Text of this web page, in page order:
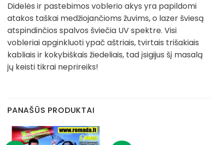
Didelės ir pastebimos voblerio akys yra papildomi
atakos taškai medžiojančioms žuvims, o lazer šviesą
atspindinčios spalvos šviečia UV spektre. Visi
vobleriai apginkluoti ypač aštriais, tvirtais trišakiais
kabliais ir kokybiškais žiedeliais, tad įsigijus šį masalą
jų keisti tikrai neprireiks!
PANAŠŪS PRODUKTAI